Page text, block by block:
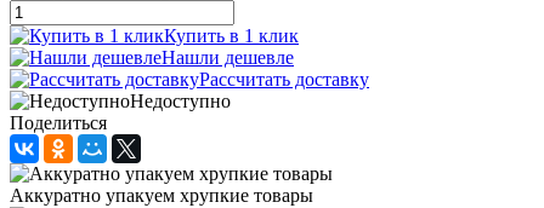
Купить в 1 клик
Нашли дешевле
Рассчитать доставку
Недоступно
Поделиться
Аккуратно упакуем хрупкие товары